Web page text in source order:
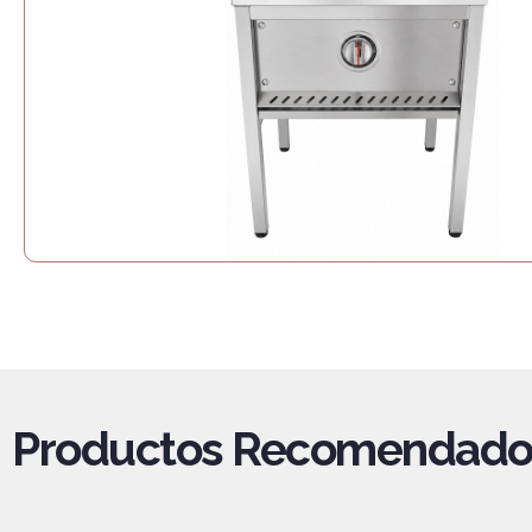
Productos